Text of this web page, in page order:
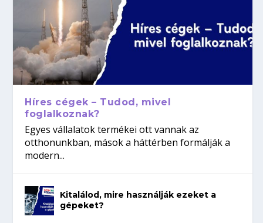
Híres cégek – Tudod, mivel
foglalkoznak?
Egyes vállalatok termékei ott vannak az
otthonunkban, mások a háttérben formálják a
modern...
Kitalálod, mire használják ezeket a
gépeket?